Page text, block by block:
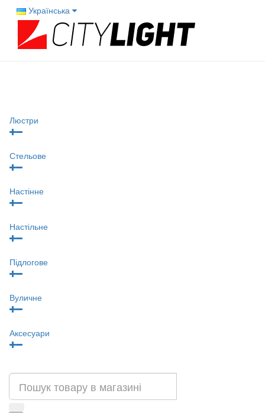
Українська
Люстри
Стельове
Настінне
Настільне
Підлогове
Вуличне
Аксесуари